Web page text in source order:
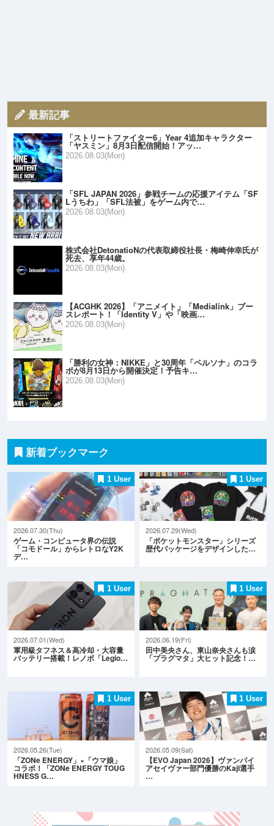
最新記事
「ストリートファイター6」Year 4追加キャラクター
「ヤスミン」8月3日配信開始！アッ…
2026.08.03(Mon)
「SFL JAPAN 2026」参戦チームの応援アイテム「SF
Lうちわ」「SFL法被」をゲーム内で…
2026.08.03(Mon)
株式会社DetonatioNの代表取締役社長・梅崎伸幸氏が
死去、享年44歳。
2026.08.03(Mon)
【ACGHK 2026】「アニメイト」「Medialink」ブー
スレポート！「Identity V」や「映画…
2026.08.03(Mon)
「勝利の女神：NIKKE」と30周年「ペルソナ」のコラ
ボが8月13日から開催決定！予告キ…
2026.08.03(Mon)
新着ブックマーク
1 User
2026.07.30(Thu)
ゲーム・コンピュータ界の伝説
「コモドール」からレトロなY2K
デ…
1 User
2026.07.29(Wed)
「ポケットモンスター」シリーズ
歴代パッケージをデザインした…
1 User
2026.07.01(Wed)
軍用級タフネス＆高冷却・大容量
バッテリー搭載！レノボ「Legio…
1 User
2026.06.19(Fri)
田中美央さん、東山奈央さんも涙
「プラグマタ」大ヒット記念！…
1 User
2026.05.26(Tue)
「ZONe ENERGY」×「ウマ娘」
コラボ！「ZONe ENERGY TOUG
HNESS G…
1 User
2026.05.09(Sat)
【EVO Japan 2026】ヴァンパイ
アセイヴァー部門優勝のKaji選手
…